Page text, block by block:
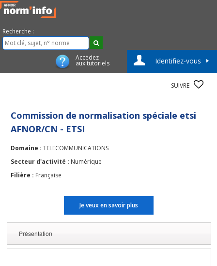
Recherche :
Accédez
aux tutoriels Identifiez-vous
SUIVRE
Commission de normalisation spéciale etsi
AFNOR/CN - ETSI
Domaine : TELECOMMUNICATIONS
Secteur d'activité : Numérique
Filière : Française
Je veux en savoir plus
Présentation